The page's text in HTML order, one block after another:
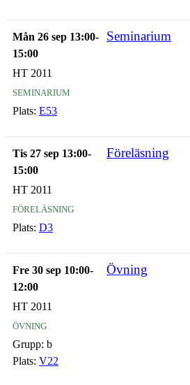
Mån 26 sep 13:00-
15:00
Seminarium
HT 2011
seminarium
Plats: E53
Tis 27 sep 13:00-
15:00
Föreläsning
HT 2011
föreläsning
Plats: D3
Fre 30 sep 10:00-
12:00
Övning
HT 2011
övning
Grupp: b
Plats: V22